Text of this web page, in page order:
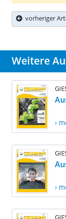
vorheriger
Weitere
›
›